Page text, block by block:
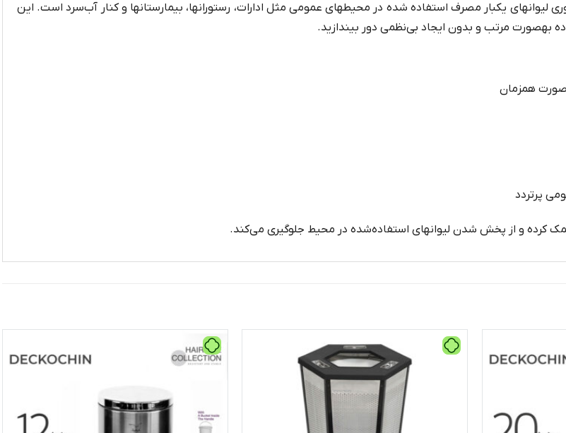
لیوانهای یکبار مصرف استفاده‌ شده در محیطهای عمومی مثل ادارات، رستورانها، بیمارستانها و کنار آب‌سرد است. این
بهصورت مرتب و بدون ایجاد بی‌نظمی دور بیندازید.
پرتردد